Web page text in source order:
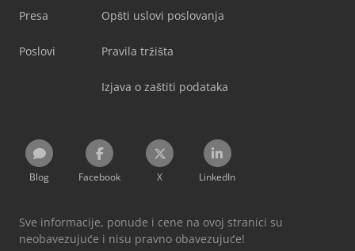
Presa
Poslovi
Opšti uslovi poslovanja
Pravila tržišta
Izjava o zaštiti podataka
Blog Facebook X LinkedIn
Sve informacije, ponude i cene na ovoj stranici su
neobavezujuće i nisu pravno obavezujuće!